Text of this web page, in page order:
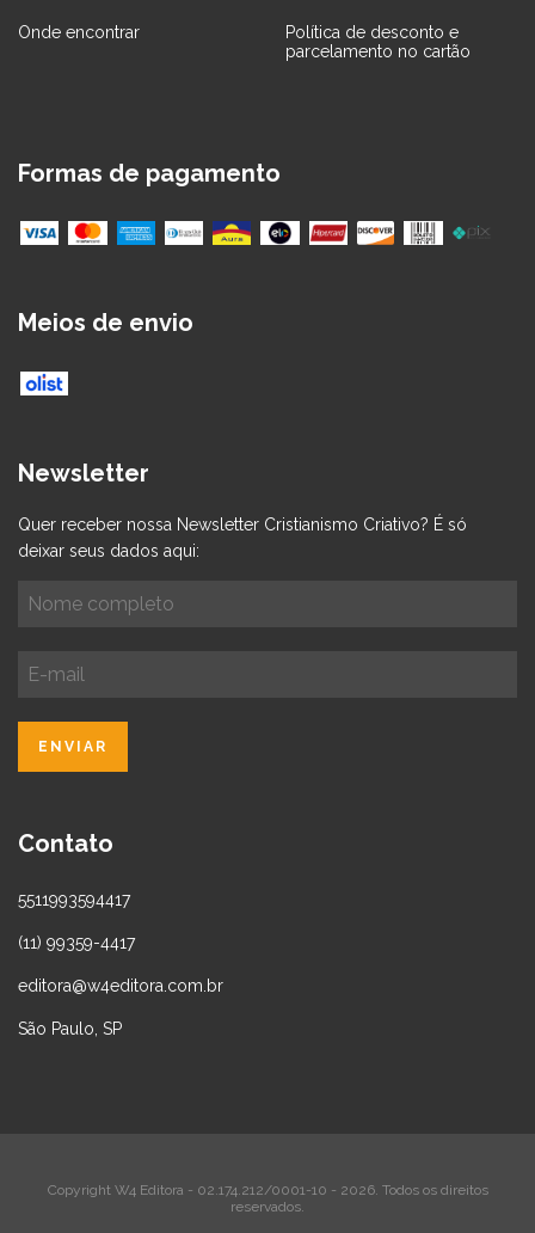
Onde encontrar
Política de desconto e
parcelamento no cartão
Formas de pagamento
Meios de envio
Newsletter
Quer receber nossa Newsletter Cristianismo Criativo? É só
deixar seus dados aqui:
Contato
5511993594417
(11) 99359-4417
editora@w4editora.com.br
São Paulo, SP
Copyright W4 Editora - 02.174.212/0001-10 - 2026. Todos os direitos
reservados.